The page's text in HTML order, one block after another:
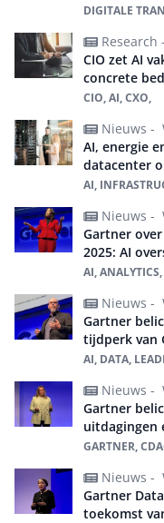
DIGITALE
Research -
CIO zet AI
concrete
CIO, AI, CXO,
Nieuws -
AI, energie
datacenter
AI,
Nieuws -
Gartner
2025: AI
AI,
Nieuws -
Gartner
tijdperk van
AI, DATA,
Nieuws -
Gartner
uitdagingen
GARTNER,
Nieuws -
Gartner
toekomst